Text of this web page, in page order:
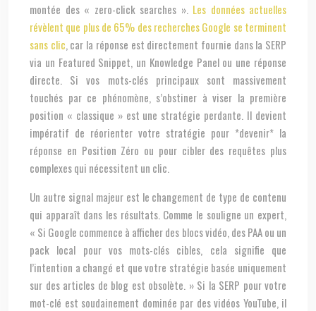
montée des « zero-click searches ». Les données actuelles
révèlent que plus de 65% des recherches Google se terminent
sans clic , car la réponse est directement fournie dans la SERP
via un Featured Snippet, un Knowledge Panel ou une réponse
directe. Si vos mots-clés principaux sont massivement
touchés par ce phénomène, s’obstiner à viser la première
position « classique » est une stratégie perdante. Il devient
impératif de réorienter votre stratégie pour *devenir* la
réponse en Position Zéro ou pour cibler des requêtes plus
complexes qui nécessitent un clic.
Un autre signal majeur est le changement de type de contenu
qui apparaît dans les résultats. Comme le souligne un expert,
« Si Google commence à afficher des blocs vidéo, des PAA ou un
pack local pour vos mots-clés cibles, cela signifie que
l’intention a changé et que votre stratégie basée uniquement
sur des articles de blog est obsolète. » Si la SERP pour votre
mot-clé est soudainement dominée par des vidéos YouTube, il